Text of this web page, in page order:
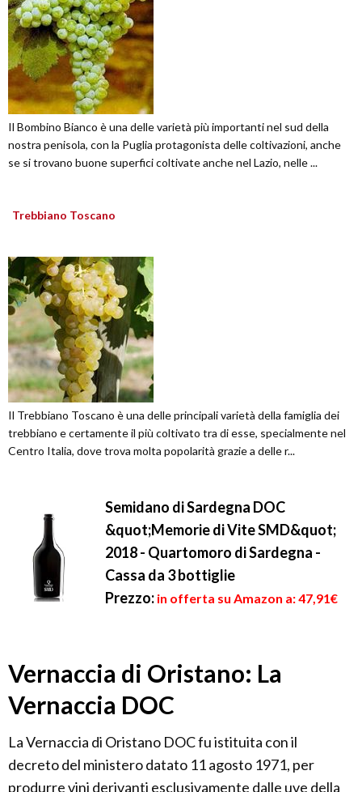
Il Bombino Bianco è una delle varietà più importanti nel sud della
nostra penisola, con la Puglia protagonista delle coltivazioni, anche
se si trovano buone superfici coltivate anche nel Lazio, nelle ...
Trebbiano Toscano
Il Trebbiano Toscano è una delle principali varietà della famiglia dei
trebbiano e certamente il più coltivato tra di esse, specialmente nel
Centro Italia, dove trova molta popolarità grazie a delle r...
Semidano di Sardegna DOC
&quot;Memorie di Vite SMD&quot;
2018 - Quartomoro di Sardegna -
Cassa da 3 bottiglie
Prezzo: in offerta su Amazon a: 47,91€
Vernaccia di Oristano: La
Vernaccia DOC
La Vernaccia di Oristano DOC fu istituita con il
decreto del ministero datato 11 agosto 1971, per
produrre vini derivanti esclusivamente dalle uve della